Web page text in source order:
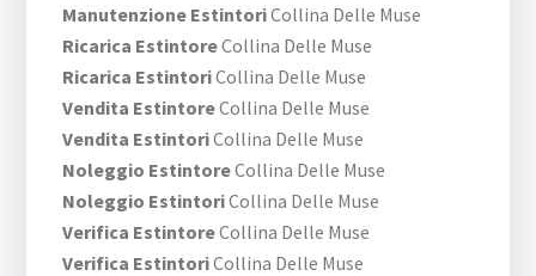
Manutenzione EstintoriCollina Delle Muse
Ricarica EstintoreCollina Delle Muse
Ricarica EstintoriCollina Delle Muse
Vendita EstintoreCollina Delle Muse
Vendita EstintoriCollina Delle Muse
Noleggio EstintoreCollina Delle Muse
Noleggio EstintoriCollina Delle Muse
Verifica EstintoreCollina Delle Muse
Verifica EstintoriCollina Delle Muse